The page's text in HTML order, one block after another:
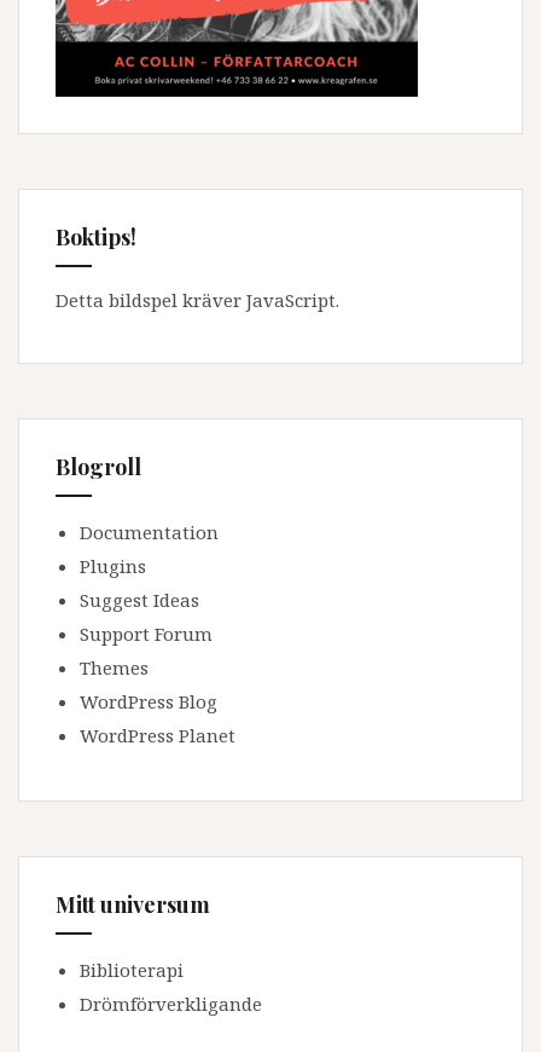
Boktips!
Detta bildspel kräver JavaScript.
Blogroll
Documentation
Plugins
Suggest Ideas
Support Forum
Themes
WordPress Blog
WordPress Planet
Mitt universum
Biblioterapi
Drömförverkligande